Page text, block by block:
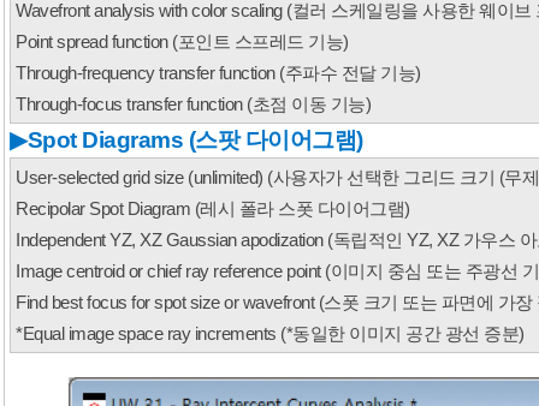
Wavefront analysis with color scaling (컬러 스케일링을 사용한 웨이브
Point spread function (포인트 스프레드 기능)
Through-frequency transfer function (주파수 전달 기능)
Through-focus transfer function (초점 이동 기능)
▶Spot Diagrams (스팟 다이어그램)
User-selected grid size (unlimited) (사용자가 선택한 그리드 크기 (무
Recipolar Spot Diagram (레시 폴라 스폿 다이어그램)
Independent YZ, XZ Gaussian apodization (독립적인 YZ, XZ 가우스
Image centroid or chief ray reference point (이미지 중심 또는 주광선
Find best focus for spot size or wavefront (스폿 크기 또는 파면에 가
*Equal image space ray increments (*동일한 이미지 공간 광선 증분)